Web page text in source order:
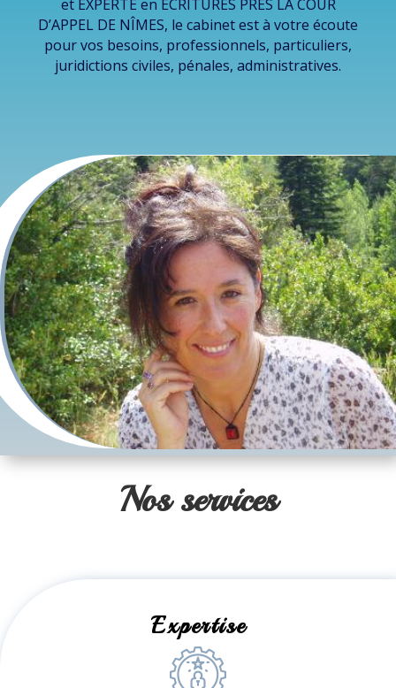
et EXPERTE en ÉCRITURES PRÈS LA COUR
D’APPEL DE NÎMES, le cabinet est à votre écoute
pour vos besoins, professionnels, particuliers,
juridictions civiles, pénales, administratives.
Nos services
Expertise